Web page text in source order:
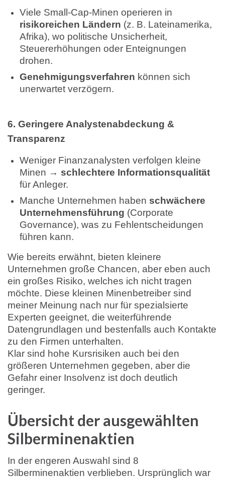
Viele Small-Cap-Minen operieren in
risikoreichen Ländern (z. B. Lateinamerika,
Afrika), wo politische Unsicherheit,
Steuererhöhungen oder Enteignungen
drohen.
Genehmigungsverfahren können sich
unerwartet verzögern.
6. Geringere Analystenabdeckung &
Transparenz
Weniger Finanzanalysten verfolgen kleine
Minen → schlechtere Informationsqualität
für Anleger.
Manche Unternehmen haben schwächere
Unternehmensführung (Corporate
Governance), was zu Fehlentscheidungen
führen kann.
Wie bereits erwähnt, bieten kleinere
Unternehmen große Chancen, aber eben auch
ein großes Risiko, welches ich nicht tragen
möchte. Diese kleinen Minenbetreiber sind
meiner Meinung nach nur für spezialsierte
Experten geeignet, die weiterführende
Datengrundlagen und bestenfalls auch Kontakte
zu den Firmen unterhalten.
Klar sind hohe Kursrisiken auch bei den
größeren Unternehmen gegeben, aber die
Gefahr einer Insolvenz ist doch deutlich
geringer.
Übersicht der ausgewählten
Silberminenaktien
In der engeren Auswahl sind 8
Silberminenaktien verblieben. Ursprünglich war